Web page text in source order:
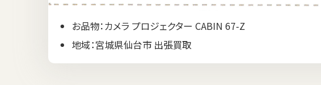
お品物：カメラ プロジェクター CABIN 67-Z
地域：宮城県仙台市 出張買取